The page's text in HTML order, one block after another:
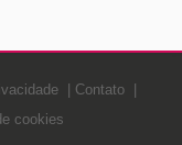
Contato
cookies